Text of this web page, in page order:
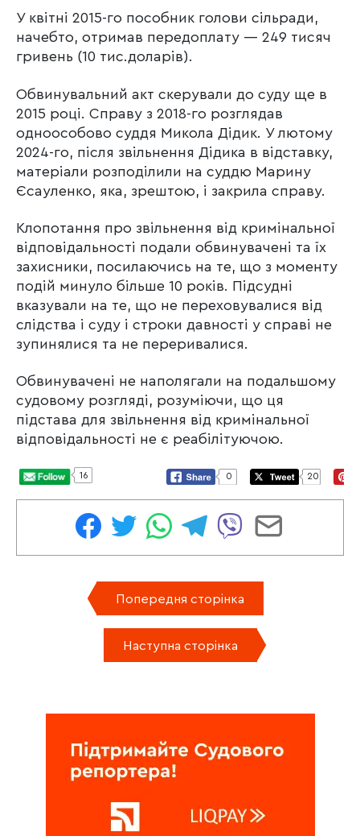
У квітні 2015-го пособник голови сільради,
начебто, отримав передоплату — 249 тисяч
гривень (10 тис.доларів).
Обвинувальний акт скерували до суду ще в
2015 році. Справу з 2018-го розглядав
одноособово суддя Микола Дідик. У лютому
2024-го, після звільнення Дідика в відставку,
матеріали розподілили на суддю Марину
Єсауленко, яка, зрештою, і закрила справу.
Клопотання про звільнення від кримінальної
відповідальності подали обвинувачені та їх
захисники, посилаючись на те, що з моменту
подій минуло більше 10 років. Підсудні
вказували на те, що не переховувалися від
слідства і суду і строки давності у справі не
зупинялися та не переривалися.
Обвинувачені не наполягали на подальшому
судовому розгляді, розуміючи, що ця
підстава для звільнення від кримінальної
відповідальності не є реабілітуючою.
16 0 20
Попередня сторінка
Наступна сторінка